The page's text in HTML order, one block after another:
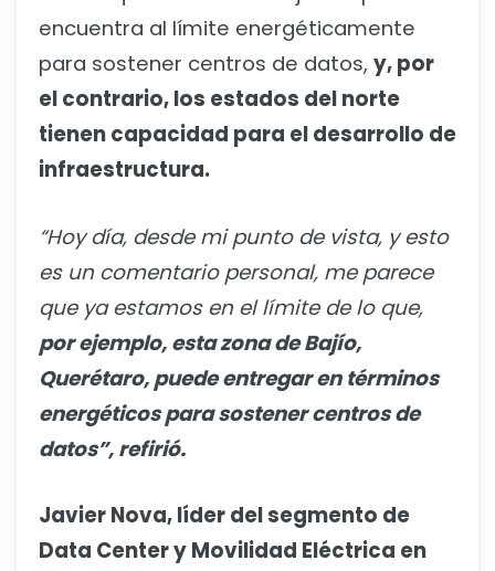
encuentra al límite energéticamente
para sostener centros de datos, y, por
el contrario, los estados del norte
tienen capacidad para el desarrollo de
infraestructura.
“Hoy día, desde mi punto de vista, y esto
es un comentario personal, me parece
que ya estamos en el límite de lo que,
por ejemplo, esta zona de Bajío,
Querétaro, puede entregar en términos
energéticos para sostener centros de
datos”, refirió.
Javier Nova, líder del segmento de
Data Center y Movilidad Eléctrica en